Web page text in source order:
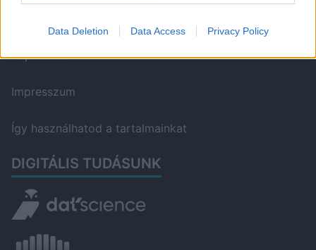
Data Deletion Data Access Privacy Policy
Kapcsolat
Impresszum
Így használhatod a tartalmainkat
DIGITÁLIS TUDÁSUNK